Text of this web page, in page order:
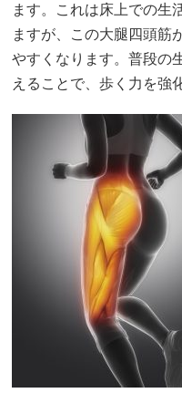
ます。これは床上での生
ますが、この大腿四頭筋
やすくなります。普段の
えることで、歩く力を強